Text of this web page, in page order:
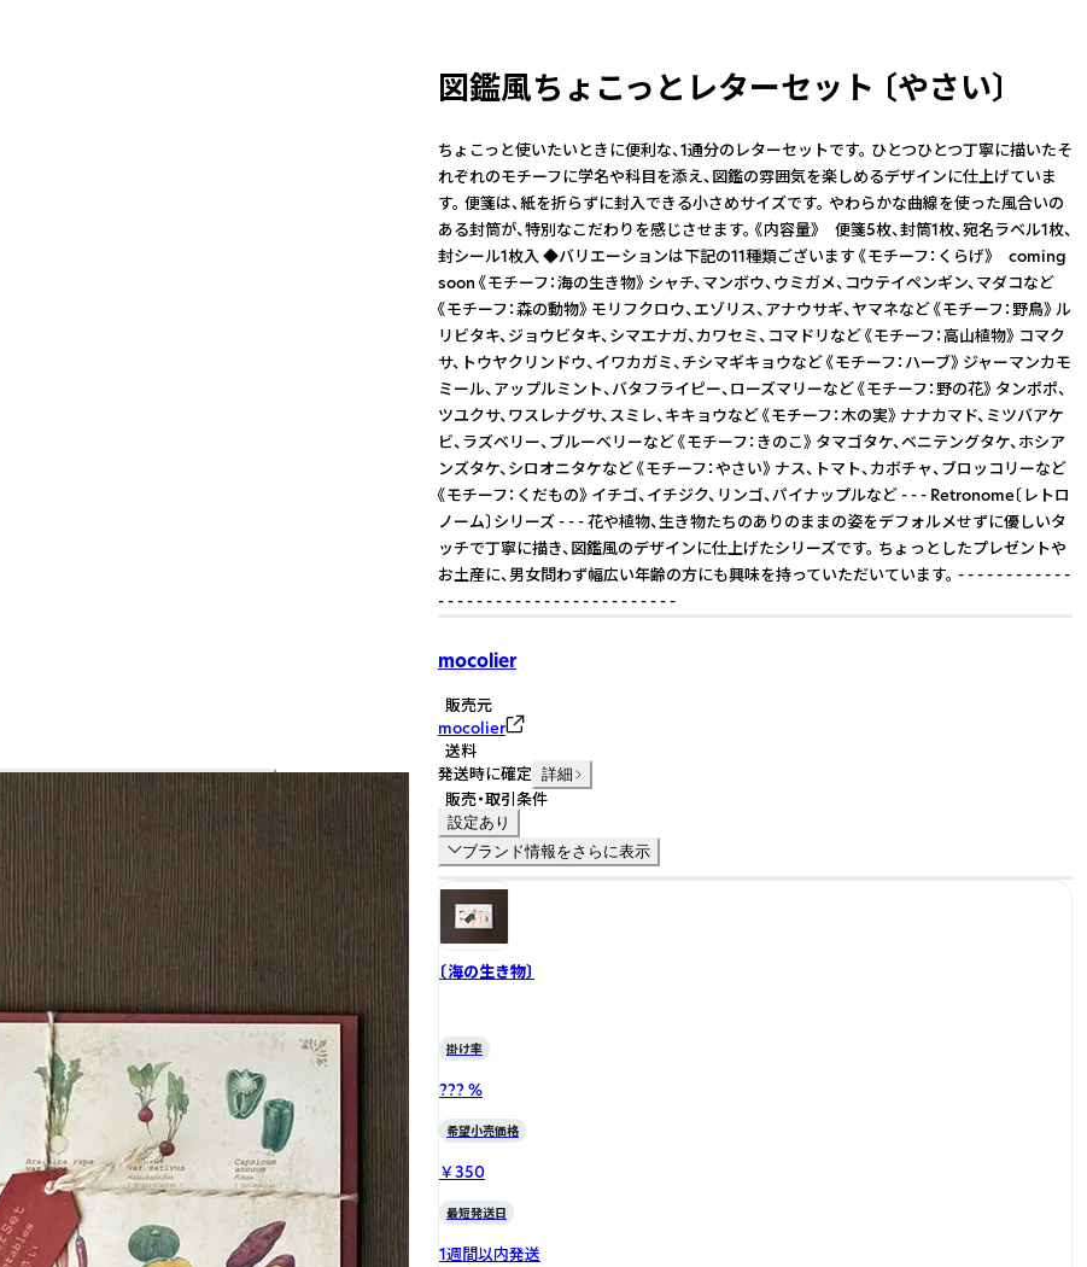
図鑑風ちょこっとレターセット 〔やさい〕
ちょこっと使いたいときに便利な、1通分のレターセットです。 ひとつひとつ丁寧に描いたそ
れぞれのモチーフに学名や科目を添え、図鑑の雰囲気を楽しめるデザインに仕上げていま
す。 便箋は、紙を折らずに封入できる小さめサイズです。 やわらかな曲線を使った風合いの
ある封筒が、特別なこだわりを感じさせます。 《内容量》 便箋5枚、封筒1枚、宛名ラベル1枚、
封シール1枚入 ◆バリエーションは下記の11種類ございます 《モチーフ：くらげ》 coming
soon 《モチーフ：海の生き物》 シャチ、マンボウ、ウミガメ、コウテイペンギン、マダコなど
《モチーフ：森の動物》 モリフクロウ、エゾリス、アナウサギ、ヤマネなど 《モチーフ：野鳥》 ル
リビタキ、ジョウビタキ、シマエナガ、カワセミ、コマドリなど 《モチーフ：高山植物》 コマク
サ、トウヤクリンドウ、イワカガミ、チシマギキョウなど 《モチーフ：ハーブ》 ジャーマンカモ
ミール、アップルミント、バタフライピー、ローズマリーなど 《モチーフ：野の花》 タンポポ、
ツユクサ、ワスレナグサ、スミレ、キキョウなど 《モチーフ：木の実》 ナナカマド、ミツバアケ
ビ、ラズベリー、ブルーベリーなど 《モチーフ：きのこ》 タマゴタケ、ベニテングタケ、ホシア
ンズタケ、シロオニタケなど 《モチーフ：やさい》 ナス、トマト、カボチャ、ブロッコリーなど
《モチーフ：くだもの》 イチゴ、イチジク、リンゴ、パイナップルなど - - - Retronome〔レトロ
ノーム〕シリーズ - - - 花や植物、生き物たちのありのままの姿をデフォルメせずに優しいタ
ッチで丁寧に描き、図鑑風のデザインに仕上げたシリーズです。 ちょっとしたプレゼントや
お土産に、男女問わず幅広い年齢の方にも興味を持っていただいています。 - - - - - - - - - - - -
- - - - - - - - - - - - - - - - - - - - - - - - -
mocolier
販売元
mocolier
送料
発送時に確定 詳細
販売・取引条件
設定あり
ブランド情報をさらに表示
〔海の生き物〕
掛け率
??? %
希望小売価格
￥350
最短発送日
1週間以内発送